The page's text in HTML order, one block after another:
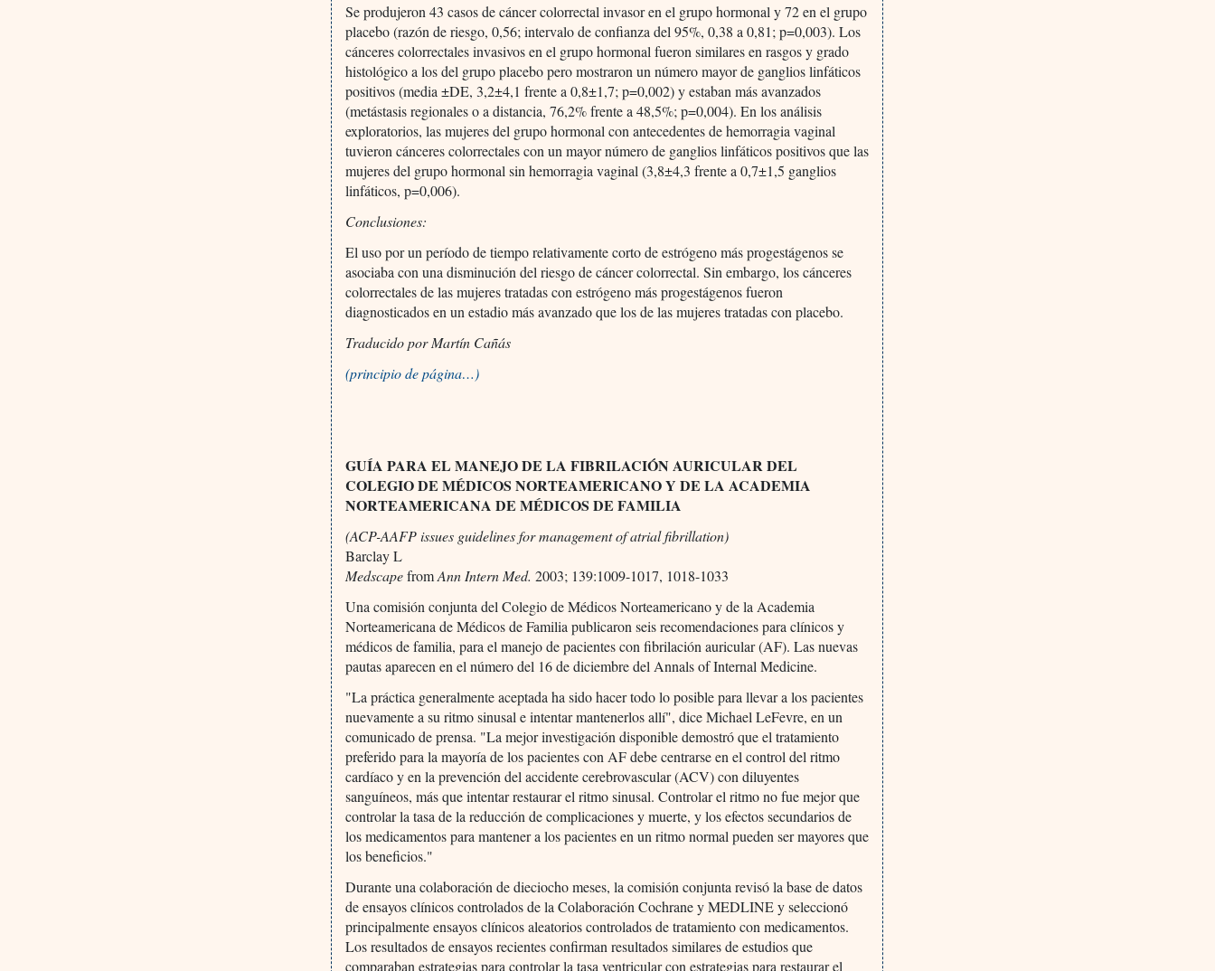
Se produjeron 43 casos de cáncer colorrectal invasor en el grupo hormonal y 72 en el grupo
placebo (razón de riesgo, 0,56; intervalo de confianza del 95%, 0,38 a 0,81; p=0,003). Los
cánceres colorrectales invasivos en el grupo hormonal fueron similares en rasgos y grado
histológico a los del grupo placebo pero mostraron un número mayor de ganglios linfáticos
positivos (media ±DE, 3,2±4,1 frente a 0,8±1,7; p=0,002) y estaban más avanzados
(metástasis regionales o a distancia, 76,2% frente a 48,5%; p=0,004). En los análisis
exploratorios, las mujeres del grupo hormonal con antecedentes de hemorragia vaginal
tuvieron cánceres colorrectales con un mayor número de ganglios linfáticos positivos que las
mujeres del grupo hormonal sin hemorragia vaginal (3,8±4,3 frente a 0,7±1,5 ganglios
linfáticos, p=0,006).
Conclusiones:
El uso por un período de tiempo relativamente corto de estrógeno más progestágenos se
asociaba con una disminución del riesgo de cáncer colorrectal. Sin embargo, los cánceres
colorrectales de las mujeres tratadas con estrógeno más progestágenos fueron
diagnosticados en un estadio más avanzado que los de las mujeres tratadas con placebo.
Traducido por Martín Cañás
(principio de página…)
GUÍA PARA EL MANEJO DE LA FIBRILACIÓN AURICULAR DEL
COLEGIO DE MÉDICOS NORTEAMERICANO Y DE LA ACADEMIA
NORTEAMERICANA DE MÉDICOS DE FAMILIA
(ACP-AAFP issues guidelines for management of atrial fibrillation)
Barclay L
MedscapefromAnn Intern Med. 2003; 139:1009-1017, 1018-1033
Una comisión conjunta del Colegio de Médicos Norteamericano y de la Academia
Norteamericana de Médicos de Familia publicaron seis recomendaciones para clínicos y
médicos de familia, para el manejo de pacientes con fibrilación auricular (AF). Las nuevas
pautas aparecen en el número del 16 de diciembre del Annals of Internal Medicine.
"La práctica generalmente aceptada ha sido hacer todo lo posible para llevar a los pacientes
nuevamente a su ritmo sinusal e intentar mantenerlos allí", dice Michael LeFevre, en un
comunicado de prensa. "La mejor investigación disponible demostró que el tratamiento
preferido para la mayoría de los pacientes con AF debe centrarse en el control del ritmo
cardíaco y en la prevención del accidente cerebrovascular (ACV) con diluyentes
sanguíneos, más que intentar restaurar el ritmo sinusal. Controlar el ritmo no fue mejor que
controlar la tasa de la reducción de complicaciones y muerte, y los efectos secundarios de
los medicamentos para mantener a los pacientes en un ritmo normal pueden ser mayores que
los beneficios."
Durante una colaboración de dieciocho meses, la comisión conjunta revisó la base de datos
de ensayos clínicos controlados de la Colaboración Cochrane y MEDLINE y seleccionó
principalmente ensayos clínicos aleatorios controlados de tratamiento con medicamentos.
Los resultados de ensayos recientes confirman resultados similares de estudios que
comparaban estrategias para controlar la tasa ventricular con estrategias para restaurar el